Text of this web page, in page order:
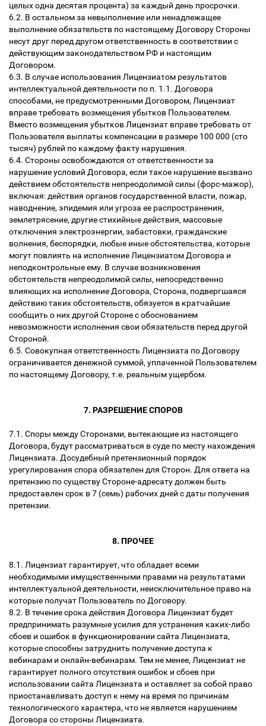
целых одна десятая процента) за каждый день просрочки.
6.2. В остальном за невыполнение или ненадлежащее
выполнение обязательств по настоящему Договору Стороны
несут друг перед другом ответственность в соответствии с
действующим законодательством РФ и настоящим
Договором.
6.3. В случае использования Лицензиатом результатов
интеллектуальной деятельности по п. 1.1. Договора
способами, не предусмотренными Договором, Лицензиат
вправе требовать возмещения убытков Пользователем.
Вместо возмещения убытков Лицензиат вправе требовать от
Пользователя выплаты компенсации в размере 100 000 (сто
тысяч) рублей по каждому факту нарушения.
6.4. Стороны освобождаются от ответственности за
нарушение условий Договора, если такое нарушение вызвано
действием обстоятельств непреодолимой силы (форс-мажор),
включая: действия органов государственной власти, пожар,
наводнение, эпидемия или угроза ее распространения,
землетрясение, другие стихийные действия, массовые
отключения электроэнергии, забастовки, гражданские
волнения, беспорядки, любые иные обстоятельства, которые
могут повлиять на исполнение Лицензиатом Договора и
неподконтрольные ему. В случае возникновения
обстоятельств непреодолимой силы, непосредственно
влияющих на исполнение Договора, Сторона, подвергшаяся
действию таких обстоятельств, обязуется в кратчайшие
сообщить о них другой Стороне с обоснованием
невозможности исполнения свои обязательств перед другой
Стороной.
6.5. Совокупная ответственность Лицензиата по Договору
ограничивается денежной суммой, уплаченной Пользователем
по настоящему Договору, т.е. реальным ущербом.
7. РАЗРЕШЕНИЕ СПОРОВ
7.1. Споры между Сторонами, вытекающие из настоящего
Договора, будут рассматриваться в суде по месту нахождения
Лицензиата. Досудебный претензионный порядок
урегулирования спора обязателен для Сторон. Для ответа на
претензию по существу Стороне-адресату должен быть
предоставлен срок в 7 (семь) рабочих дней с даты получения
претензии.
8. ПРОЧЕЕ
8.1. Лицензиат гарантирует, что обладает всеми
необходимыми имущественными правами на результатами
интеллектуальной деятельности, неисключительное право на
которые получат Пользователь по Договору.
8.2. В течение срока действия Договора Лицензиат будет
предпринимать разумные усилия для устранения каких-либо
сбоев и ошибок в функционировании сайта Лицензиата,
которые способны затруднить получение доступа к
вебинарам и онлайн-вебинарам. Тем не менее, Лицензиат не
гарантирует полного отсутствия ошибок и сбоев при
использовании сайта Лицензиата и оставляет за собой право
приостанавливать доступ к нему на время по причинам
технологического характера, что не является нарушением
Договора со стороны Лицензиата.